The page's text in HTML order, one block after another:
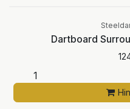
Dartboard